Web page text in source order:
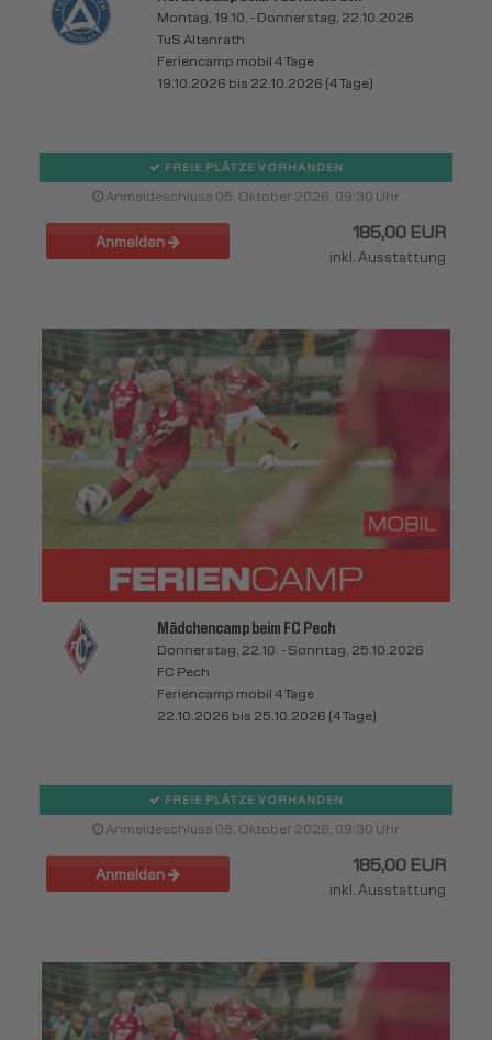
Montag, 19.10. - Donnerstag, 22.10.2026
TuS Altenrath
Feriencamp mobil 4 Tage
19.10.2026 bis 22.10.2026 (4 Tage)
FREIE PLÄTZE VORHANDEN
Anmeldeschluss 05. Oktober 2026, 09:30 Uhr
Anmelden 185,00 EUR
inkl. Ausstattung
Mädchencamp beim FC Pech
Donnerstag, 22.10. - Sonntag, 25.10.2026
FC Pech
Feriencamp mobil 4 Tage
22.10.2026 bis 25.10.2026 (4 Tage)
FREIE PLÄTZE VORHANDEN
Anmeldeschluss 08. Oktober 2026, 09:30 Uhr
Anmelden 185,00 EUR
inkl. Ausstattung